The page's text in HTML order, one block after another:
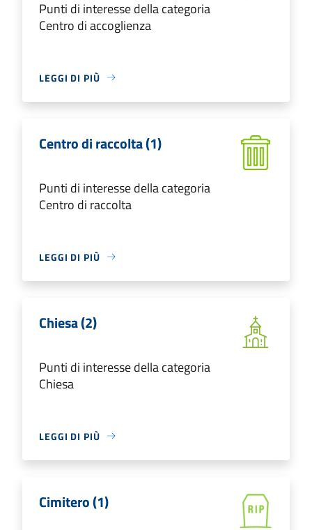
Punti di interesse della categoria
Centro di accoglienza
LEGGI DI PIÙ
Centro di raccolta (1)
Punti di interesse della categoria
Centro di raccolta
LEGGI DI PIÙ
Chiesa (2)
Punti di interesse della categoria
Chiesa
LEGGI DI PIÙ
Cimitero (1)